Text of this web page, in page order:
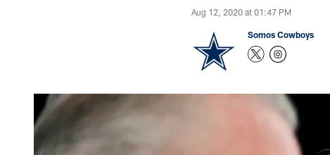
Aug 12, 2020 at 01:47 PM
Somos Cowboys